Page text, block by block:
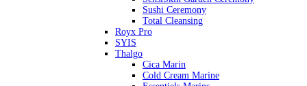
Sushi Ceremony
Total Cleansing
Royx Pro
SYIS
Thalgo
Cica Marin
Cold Cream Marine